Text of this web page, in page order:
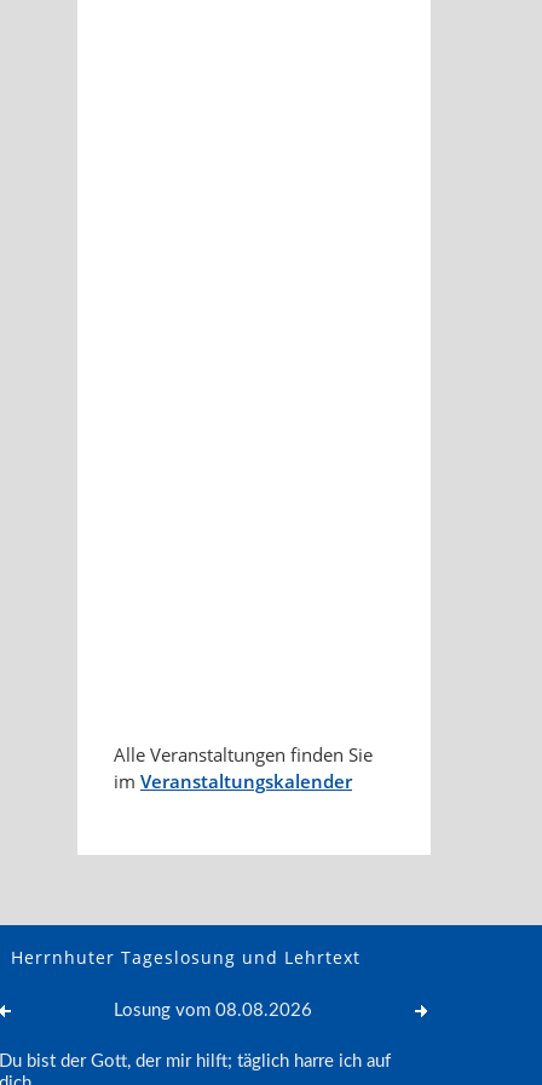
Alle Veranstaltungen finden Sie
im Veranstaltungskalender
Herrnhuter Tageslosung und Lehrtext